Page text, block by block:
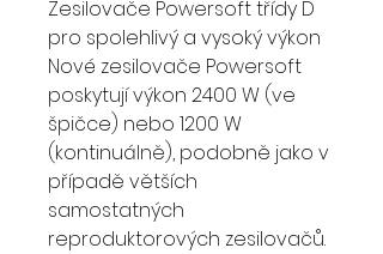
Zesilovače Powersoft třídy D
pro spolehlivý a vysoký výkon
Nové zesilovače Powersoft
poskytují výkon 2400 W (ve
špičce) nebo 1200 W
(kontinuálně), podobně jako v
případě větších
samostatných
reproduktorových zesilovačů.